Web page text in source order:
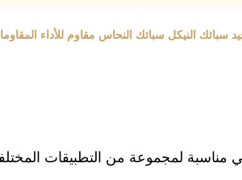
سبائك النيكل سبائك النحاس مقاوم للأداء
مناسبة لمجموعة من التطبيقات